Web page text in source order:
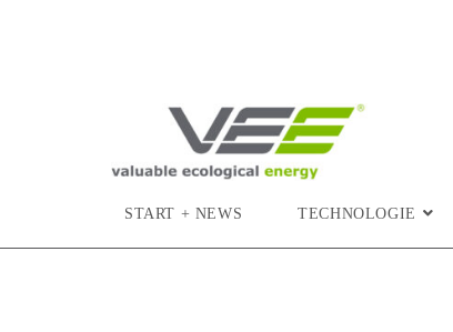
START + NEWS TECHNOLOGIE